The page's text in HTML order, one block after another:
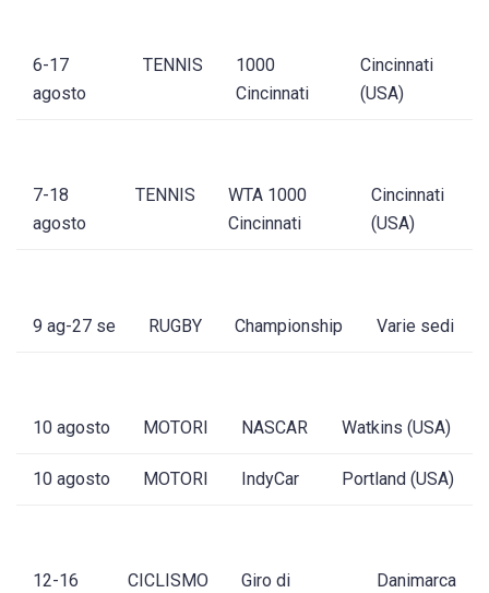
6-17
agosto
TENNIS
1000
Cincinnati
Cincinnati
(USA)
7-18
agosto
TENNIS
WTA 1000
Cincinnati
Cincinnati
(USA)
9 ag-27 se RUGBY Championship Varie sedi
10 agosto MOTORI NASCAR Watkins (USA)
10 agosto MOTORI IndyCar Portland (USA)
12-16
CICLISMO
Giro di
Danimarca